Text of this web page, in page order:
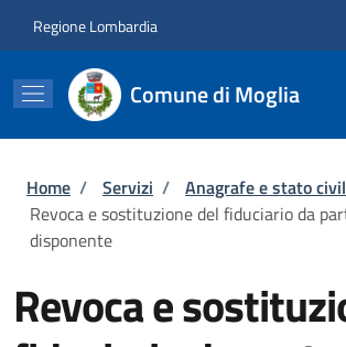
Regione Lombardia
Comune di Moglia
Briciole di pane
Home / Servizi / Anagrafe e stato
Revoca e sostituzione del fiduciario da
disponente
Revoca e